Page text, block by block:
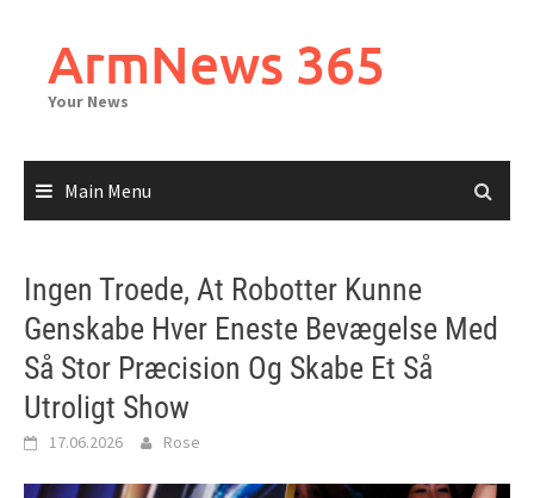
contentArmNews 365
Your News
Main Menu
Ingen Troede, At Robotter Kunne
Genskabe Hver Eneste Bevægelse Med
Så Stor Præcision Og Skabe Et Så
Utroligt Show
17.06.2026 Rose